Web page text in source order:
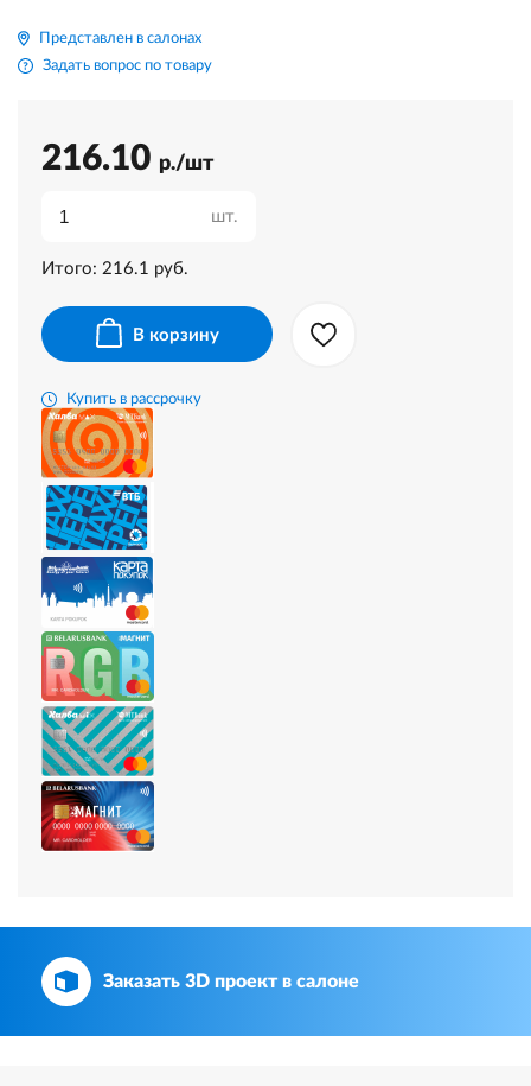
Представлен в салонах
Задать вопрос по товару
216.10 р./шт
шт.
Итого: 216.1 руб.
В корзину
Купить в рассрочку
Заказать 3D проект в салоне